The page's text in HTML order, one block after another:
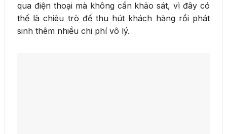
qua điện thoại mà không cần khảo sát, vì đây có
thể là chiêu trò để thu hút khách hàng rồi phát
sinh thêm nhiều chi phí vô lý.